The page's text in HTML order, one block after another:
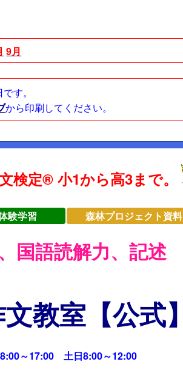
9月
す。
から印刷してください。
検定® 小1から高3まで。
験学習 森林プロジェクト資料
国語読解力、記述
教室【公式】
～17:00 土日8:00～12:00